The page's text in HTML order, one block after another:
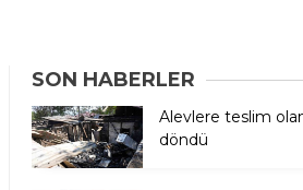
SON HABERLER
Alevlere teslim
döndü